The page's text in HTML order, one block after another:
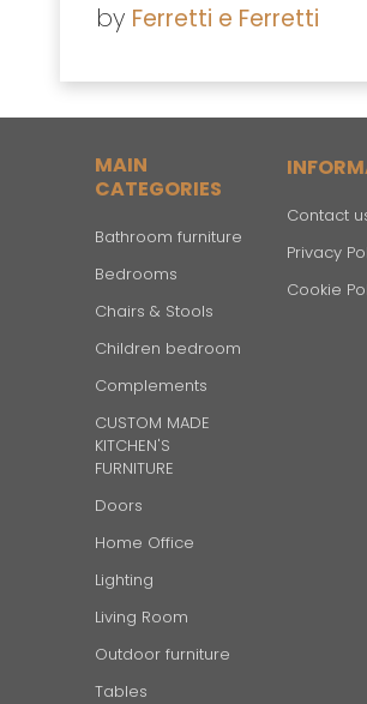
by Ferretti e Ferretti
MAIN
CATEGORIES
Bathroom furniture
Bedrooms
Chairs & Stools
Children bedroom
Complements
CUSTOM MADE
KITCHEN'S
FURNITURE
Doors
Home Office
Lighting
Living Room
Outdoor furniture
Tables
Contact
Privacy
Cookie